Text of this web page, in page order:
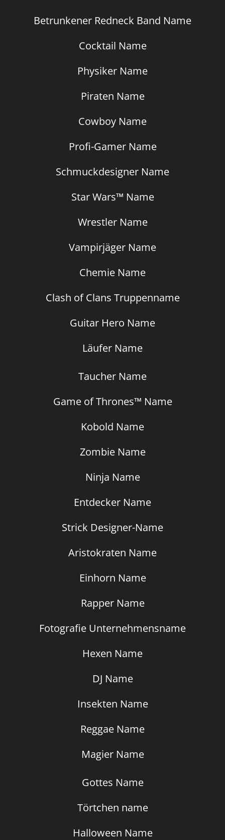
Betrunkener Redneck Band Name
Cocktail Name
Physiker Name
Piraten Name
Cowboy Name
Profi-Gamer Name
Schmuckdesigner Name
Star Wars™ Name
Wrestler Name
Vampirjäger Name
Chemie Name
Clash of Clans Truppenname
Guitar Hero Name
Läufer Name
Taucher Name
Game of Thrones™ Name
Kobold Name
Zombie Name
Ninja Name
Entdecker Name
Strick Designer-Name
Aristokraten Name
Einhorn Name
Rapper Name
Fotografie Unternehmensname
Hexen Name
DJ Name
Insekten Name
Reggae Name
Magier Name
Gottes Name
Törtchen name
Halloween Name